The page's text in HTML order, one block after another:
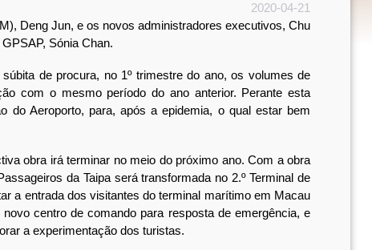
2020-04-21
Deng Jun, e os novos administradores executivos, Chu
Sónia Chan.
de procura, no 1º trimestre do ano, os volumes de
com o mesmo período do ano anterior. Perante esta
do Aeroporto, para, após a epidemia, o qual estar bem
obra irá terminar no meio do próximo ano. Com a obra
da Taipa será transformada no 2.º Terminal de
a entrada dos visitantes do terminal marítimo em Macau
centro de comando para resposta de emergência, e
a experimentação dos turistas.